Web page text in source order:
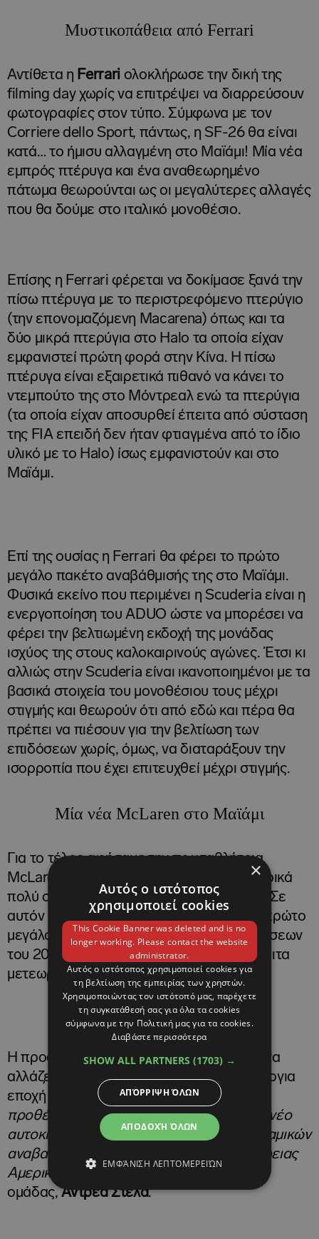
Μυστικοπάθεια από Ferrari
Αντίθετα η Ferrari ολοκλήρωσε την δική της
filming day χωρίς να επιτρέψει να διαρρεύσουν
φωτογραφίες στον τύπο. Σύμφωνα με τον
Corriere dello Sport, πάντως, η SF-26 θα είναι
κατά… το ήμισυ αλλαγμένη στο Μαϊάμι! Μία νέα
εμπρός πτέρυγα και ένα αναθεωρημένο
πάτωμα θεωρούνται ως οι μεγαλύτερες αλλαγές
που θα δούμε στο ιταλικό μονοθέσιο.
Επίσης η Ferrari φέρεται να δοκίμασε ξανά την
πίσω πτέρυγα με το περιστρεφόμενο πτερύγιο
(την επονομαζόμενη Macarena) όπως και τα
δύο μικρά πτερύγια στο Halo τα οποία είχαν
εμφανιστεί πρώτη φορά στην Κίνα. Η πίσω
πτέρυγα είναι εξαιρετικά πιθανό να κάνει το
ντεμπούτο της στο Μόντρεαλ ενώ τα πτερύγια
(τα οποία είχαν αποσυρθεί έπειτα από σύσταση
της FIA επειδή δεν ήταν φτιαγμένα από το ίδιο
υλικό με το Halo) ίσως εμφανιστούν και στο
Μαϊάμι.
Επί της ουσίας η Ferrari θα φέρει το πρώτο
μεγάλο πακέτο αναβάθμισής της στο Μαϊάμι.
Φυσικά εκείνο που περιμένει η Scuderia είναι η
ενεργοποίηση του ADUO ώστε να μπορέσει να
φέρει την βελτιωμένη εκδοχή της μονάδας
ισχύος της στους καλοκαιρινούς αγώνες. Έτσι κι
αλλιώς στην Scuderia είναι ικανοποιημένοι με τα
βασικά στοιχεία του μονοθέσιου τους μέχρι
στιγμής και θεωρούν ότι από εδώ και πέρα θα
πρέπει να πιέσουν για την βελτίωση των
επιδόσεων χωρίς, όμως, να διαταράξουν την
ισορροπία που έχει επιτευχθεί μέχρι στιγμής.
Μία νέα McLaren στο Μαϊάμι
Για το τέλος αφήσαμε την πρωταθλήτρια
McLaren. Ο αγώνας του Μαϊάμι είναι ιστορικά
πολύ σημαντικό για την βρετανική ομάδα. Σε
αυτόν ο
Πίτερ Προδρόμου
είχε φέρει το πρώτο
μεγάλο και επιτυχημένο πακέτο αναβαθμίσεων
του 2024 από το οποίο ξεκίνησε η μετέπειτα
μετεωρική άνοδος της ομάδας.
Η προσέγγιση της McLaren δεν φαίνεται να
αλλάζει, παρά το ότι έχουμε σε μία καινούργια
εποχή για την F1. «Ήταν ανέκαθεν στις
προθέσεις μας, να φέρουμε ένα εντελώς νέο
αυτοκίνητο – ειδικά από άποψη αεροδυναμικών
αναβαθμίσεων – για τους αγώνες της Βόρειας
Αμερικής
» δήλωσε ο επικεφαλής της
ομάδας,Αντρέα Στέλα.
×
Αυτός ο ιστότοπος
χρησιμοποιεί cookies
This Cookie Banner was deleted and is no
longer working. Please contact the website
administrator.
Αυτός ο ιστότοπος χρησιμοποιεί cookies για
τη βελτίωση της εμπειρίας των χρηστών.
Χρησιμοποιώντας τον ιστότοπό μας, παρέχετε
τη συγκατάθεσή σας για όλα τα cookies
σύμφωνα με την Πολιτική μας για τα cookies.
Διαβάστε περισσότερα
SHOW ALL PARTNERS (1703) →
ΑΠΟΔΟΧΉ ΌΛΩΝ
ΑΠΌΡΡΙΨΗ ΌΛΩΝ
ΕΜΦΆΝΙΣΗ ΛΕΠΤΟΜΕΡΕΙΏΝ